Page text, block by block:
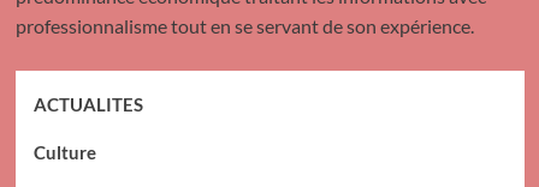
professionnalisme tout en se servant de son expérience.
ACTUALITES
Culture